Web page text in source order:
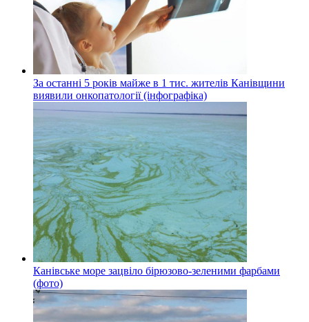
За останні 5 років майже в 1 тис. жителів Канівщини
виявили онкопатології (інфографіка)
Канівське море зацвіло бірюзово-зеленими фарбами
(фото)